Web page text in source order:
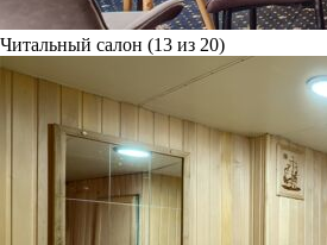
Читальный салон (13 из 20)